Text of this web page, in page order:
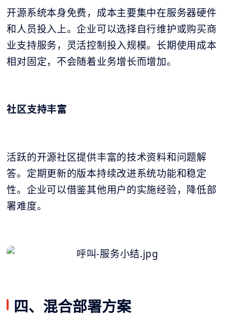
开源系统本身免费，成本主要集中在服务器硬件
和人员投入上。企业可以选择自行维护或购买商
业支持服务，灵活控制投入规模。长期使用成本
相对固定，不会随着业务增长而增加。
社区支持丰富
活跃的开源社区提供丰富的技术资料和问题解
答。定期更新的版本持续改进系统功能和稳定
性。企业可以借鉴其他用户的实施经验，降低部
署难度。
四、混合部署方案